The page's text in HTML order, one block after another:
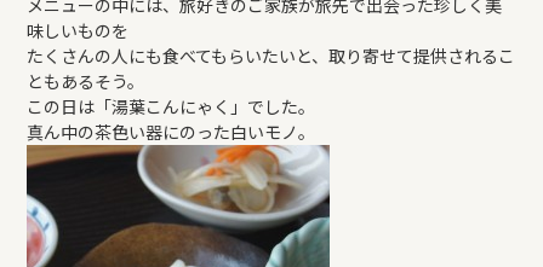
メニューの中には、旅好きのご家族が旅先で出会った珍しく美
味しいものを
たくさんの人にも食べてもらいたいと、取り寄せて提供されるこ
ともあるそう。
この日は「湯葉こんにゃく」でした。
真ん中の茶色い器にのった白いモノ。